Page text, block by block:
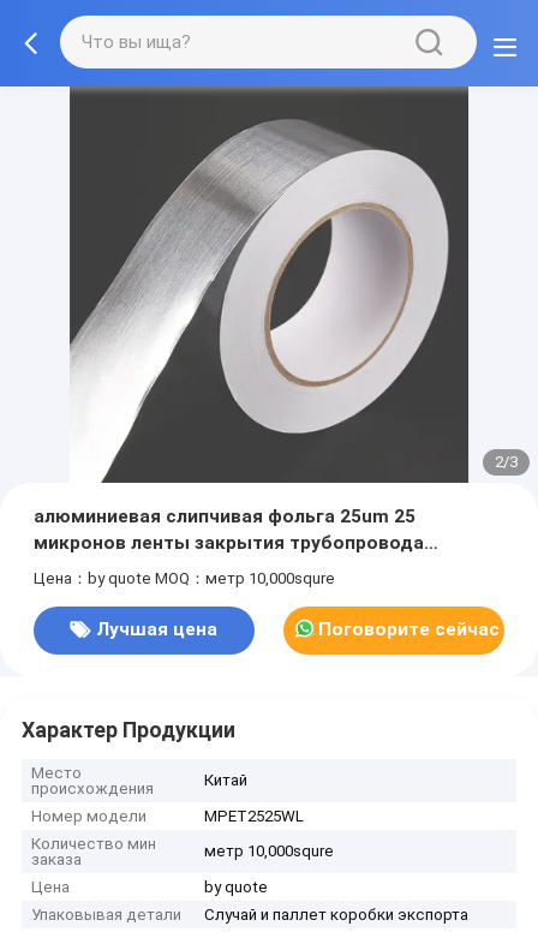
2/3
алюминиевая слипчивая фольга 25um 25
микронов ленты закрытия трубопровода
собственной личности обветренной MPET гибкой
Цена：by quote MOQ：метр 10,000squre
Лучшая цена Поговорите сейчас
Характер Продукции
Место
происхождения
Китай
Номер модели
MPET2525WL
Количество мин
заказа
метр 10,000squre
Цена
by quote
Упаковывая детали
Случай и паллет коробки экспорта